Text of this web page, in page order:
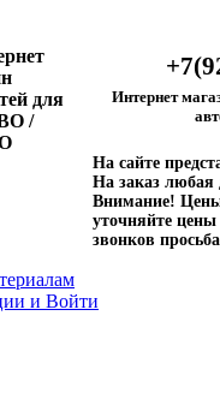
Интернет
На сайте
На заказ любая
Внимание!
уточняйте
звонков
и Войти